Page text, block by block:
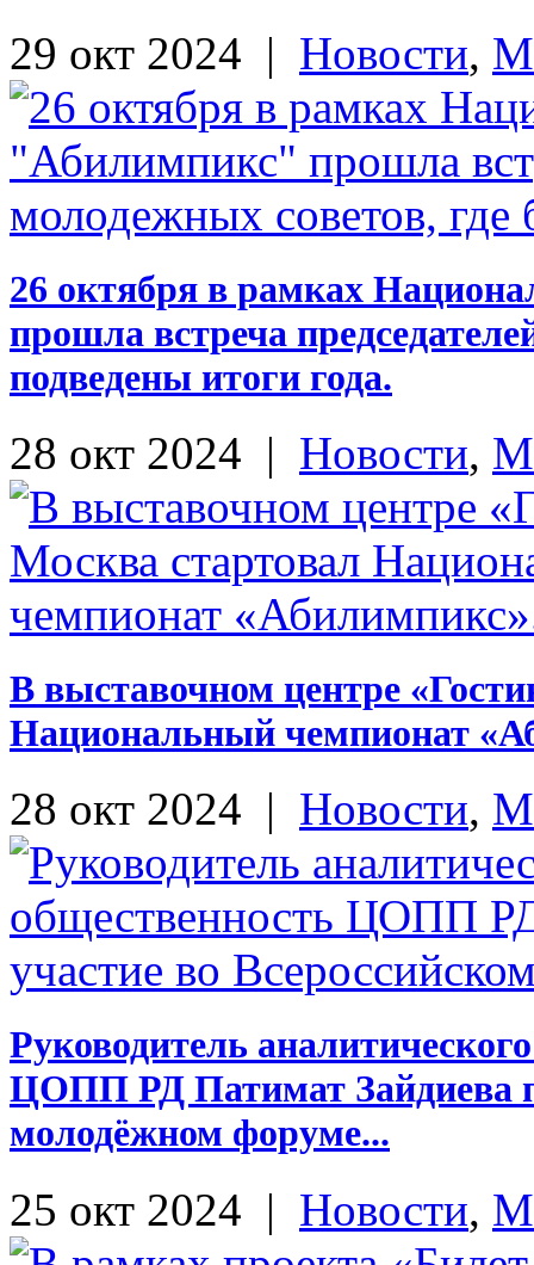
29 окт 2024 | Новости,
26 октября в рамках
прошла встреча
подведены итоги года.
28 окт 2024 | Новости,
В выставочном центре
Национальный чемпионат
28 окт 2024 | Новости,
Руководитель
ЦОПП РД Патимат Зайдиева
молодёжном форуме...
25 окт 2024 | Новости,